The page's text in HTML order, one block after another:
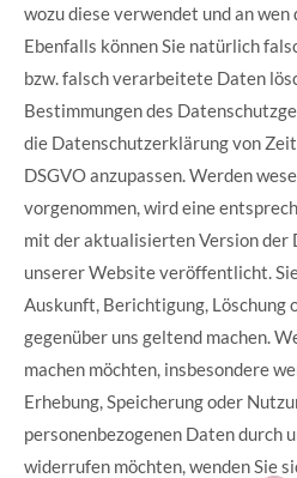
wozu diese verwendet und an
Ebenfalls können Sie natürlich
bzw. falsch verarbeitete Daten
Bestimmungen des
die Datenschutzerklärung von
DSGVO anzupassen. Werden
vorgenommen, wird eine
mit der aktualisierten Version der
unserer Website veröffentlicht.
Auskunft, Berichtigung, Löschung
gegenüber uns geltend machen.
machen möchten, insbesondere
Erhebung, Speicherung oder
personenbezogenen Daten durch
widerrufen möchten, wenden Sie